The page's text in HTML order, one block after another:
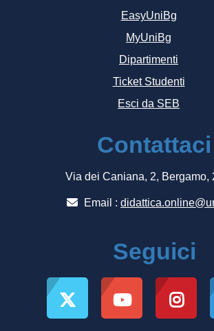
EasyUniBg
MyUniBg
Dipartimenti
Ticket Studenti
Esci da SEB
Contattaci
Via dei Caniana, 2, Bergamo,
Email :
Seguici